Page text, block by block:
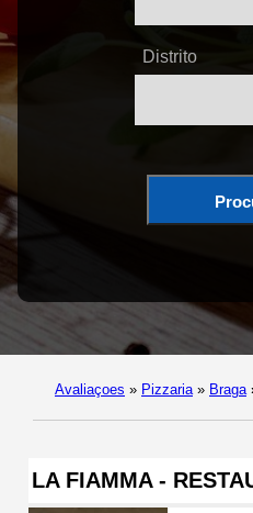
Distrito
Avaliaçoes » Pizzaria » Braga
LA FIAMMA -